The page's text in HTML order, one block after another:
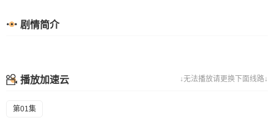
剧情简介
↓无法播放请更换下面线路↓
播放加速云
第01集